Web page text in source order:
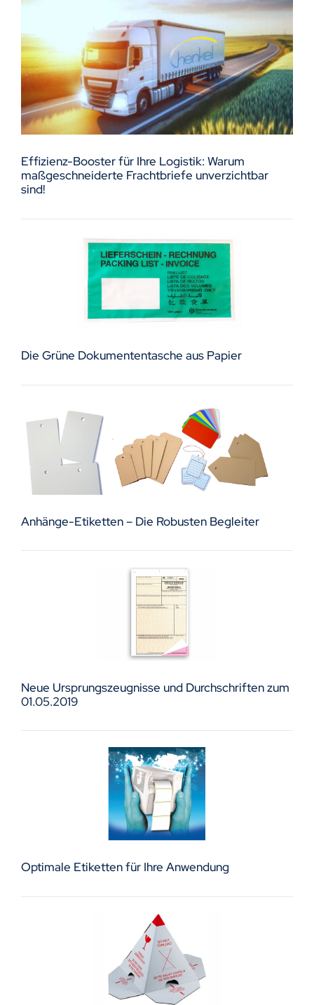
Effizienz-Booster für Ihre Logistik: Warum
maßgeschneiderte Frachtbriefe unverzichtbar
sind!
Die Grüne Dokumententasche aus Papier
Anhänge-Etiketten – Die Robusten Begleiter
Neue Ursprungszeugnisse und Durchschriften zum
01.05.2019
Optimale Etiketten für Ihre Anwendung